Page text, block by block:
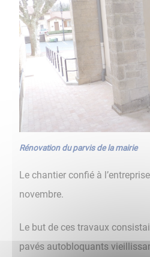
Rénovation du parvis de la mairie
Le chantier confié à
novembre.
Le but de ces travaux
pavés autobloquants